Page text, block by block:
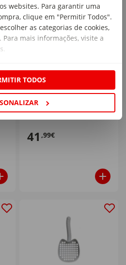
websites. Para garantir uma
clique em "Permitir Todos".
as categorias de cookies,
mais informações, visite a
.
TODOS
Caixa de Areia para Gato
Verde Imac
emb. 1 un
41 ,99€